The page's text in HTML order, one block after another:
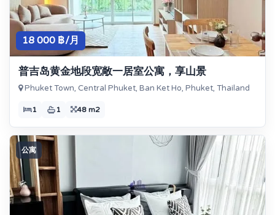
18 000 ฿/月
普吉岛黄金地段宽敞一居室公寓，享山景
Phuket Town, Central Phuket, Ban Ket Ho, Phuket, Thailand
1 1 48 m2
公寓